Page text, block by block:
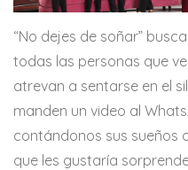
“No dejes de soñar”
todas las personas que
atrevan a sentarse en el
manden un video al
contándonos sus sueños
que les gustaría